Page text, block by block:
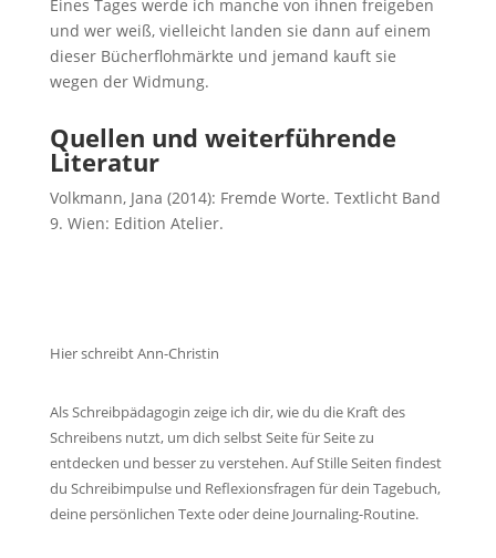
Eines Tages werde ich manche von ihnen freigeben
und wer weiß, vielleicht landen sie dann auf einem
dieser Bücherflohmärkte und jemand kauft sie
wegen der Widmung.
Quellen und weiterführende
Literatur
Volkmann, Jana (2014): Fremde Worte. Textlicht Band
9. Wien: Edition Atelier.
Hier schreibt Ann-Christin
Als Schreibpädagogin zeige ich dir, wie du die Kraft des
Schreibens nutzt, um dich selbst Seite für Seite zu
entdecken und besser zu verstehen. Auf Stille Seiten findest
du Schreibimpulse und Reflexionsfragen für dein Tagebuch,
deine persönlichen Texte oder deine Journaling-Routine.